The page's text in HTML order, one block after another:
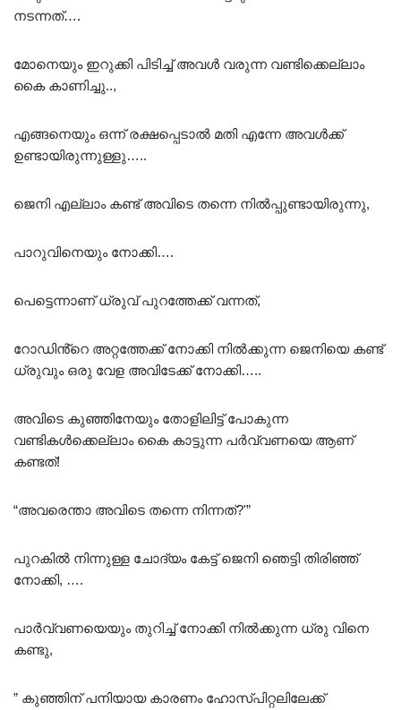
നടന്നത്….
മോനെയും ഇറുക്കി പിടിച്ച് അവൾ വരുന്ന വണ്ടിക്കെല്ലാം
കൈ കാണിച്ചു..,
എങ്ങനെയും ഒന്ന് രക്ഷപ്പെടാൽ മതി എന്നേ അവൾക്ക്
ഉണ്ടായിരുന്നുള്ളു…..
ജെനി എല്ലാം കണ്ട് അവിടെ തന്നെ നിൽപ്പുണ്ടായിരുന്നു,
പാറുവിനെയും നോക്കി….
പെട്ടെന്നാണ് ധ്രുവ് പുറത്തേക്ക് വന്നത്,
റോഡിൻ്റെ അറ്റത്തേക്ക് നോക്കി നിൽക്കുന്ന ജെനിയെ കണ്ട്
ധ്രുവും ഒരു വേള അവിടേക്ക് നോക്കി…..
അവിടെ കുഞ്ഞിനേയും തോളിലിട്ട് പോകുന്ന
വണ്ടികൾക്കെല്ലാം കൈ കാട്ടുന്ന പർവ്വണയെ ആണ്
കണ്ടത്!
“അവരെന്താ അവിടെ തന്നെ നിന്നത്?'”
പുറകിൽ നിന്നുള്ള ചോദ്യം കേട്ട് ജെനി ഞെട്ടി തിരിഞ്ഞ്
നോക്കി, ….
പാർവ്വണയെയും തുറിച്ച് നോക്കി നിൽക്കുന്ന ധ്രു വിനെ
കണ്ടു,
” കുഞ്ഞിന് പനിയായ കാരണം ഹോസ്പിറ്റലിലേക്ക്